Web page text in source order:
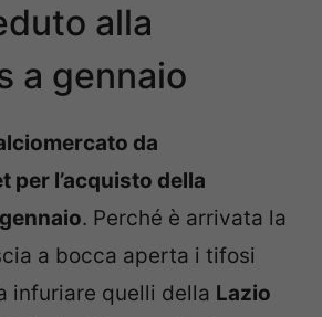
alla
a gennaio
da
per l’acquisto della
. Perché è arrivata la
a bocca aperta i tifosi
infuriare quelli della Lazio